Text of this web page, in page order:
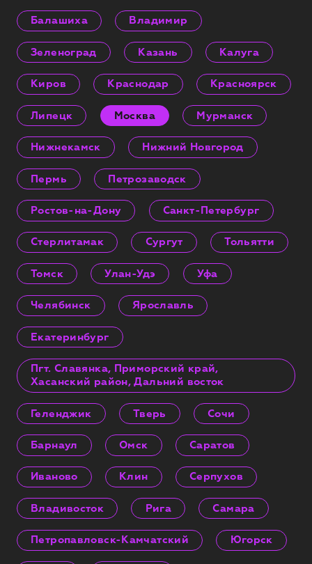
Балашиха Владимир
Зеленоград Казань Калуга
Киров Краснодар Красноярск
Липецк Москва Мурманск
Нижнекамск Нижний Новгород
Пермь Петрозаводск
Ростов-на-Дону Санкт-Петербург
Стерлитамак Сургут Тольятти
Томск Улан-Удэ Уфа
Челябинск Ярославль
Екатеринбург
Пгт. Славянка, Приморский край,
Хасанский район, Дальний восток
Геленджик Тверь Сочи
Барнаул Омск Саратов
Иваново Клин Серпухов
Владивосток Рига Самара
Петропавловск-Камчатский Югорск